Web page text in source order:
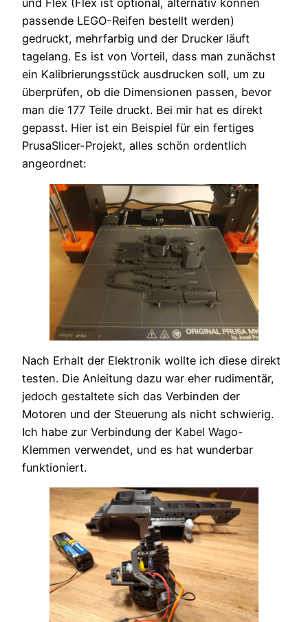
und Flex (Flex ist optional, alternativ können
passende LEGO-Reifen bestellt werden)
gedruckt, mehrfarbig und der Drucker läuft
tagelang. Es ist von Vorteil, dass man zunächst
ein Kalibrierungsstück ausdrucken soll, um zu
überprüfen, ob die Dimensionen passen, bevor
man die 177 Teile druckt. Bei mir hat es direkt
gepasst. Hier ist ein Beispiel für ein fertiges
PrusaSlicer-Projekt, alles schön ordentlich
angeordnet:
Nach Erhalt der Elektronik wollte ich diese direkt
testen. Die Anleitung dazu war eher rudimentär,
jedoch gestaltete sich das Verbinden der
Motoren und der Steuerung als nicht schwierig.
Ich habe zur Verbindung der Kabel Wago-
Klemmen verwendet, und es hat wunderbar
funktioniert.